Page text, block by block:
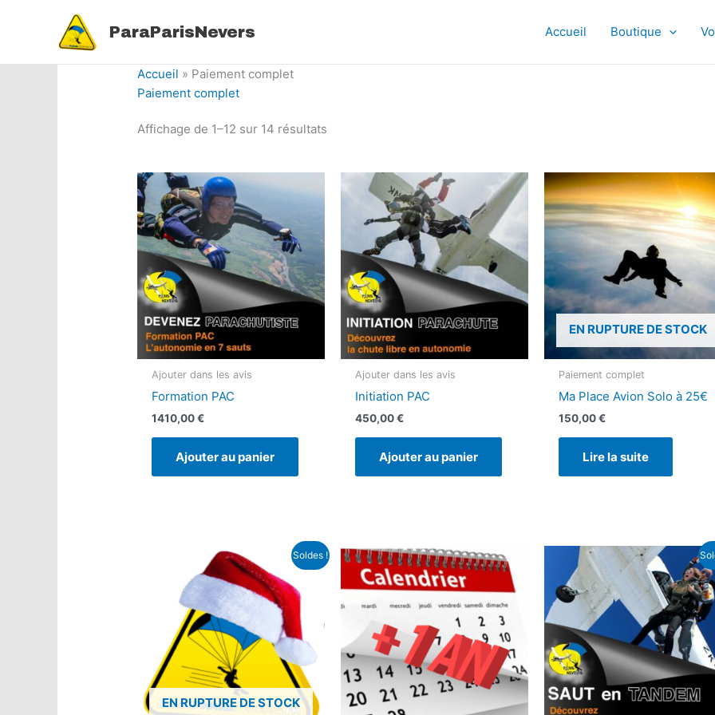
ParaParisNevers Accueil Boutique
Accueil » Paiement complet
Paiement complet
Affichage de 1–12 sur 14 résultats
Ajouter dans les avis
Formation PAC
1410,00€
Ajouter au panier
Ajouter dans les avis
Initiation PAC
450,00€
Ajouter au panier
EN RUPTURE DE STOCK
Paiement complet
Ma Place Avion Solo à 25€
150,00€
Lire la suite
Soldes !
EN RUPTURE DE STOCK